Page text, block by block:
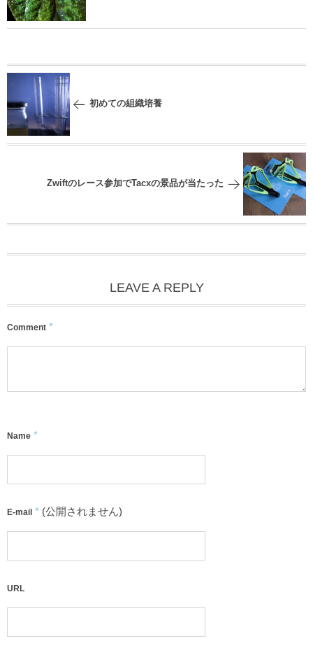
初めての組織培養
Zwiftのレース参加でTacxの景品が当たった
LEAVE A REPLY
Comment *
Name *
E-mail * (公開されません)
URL